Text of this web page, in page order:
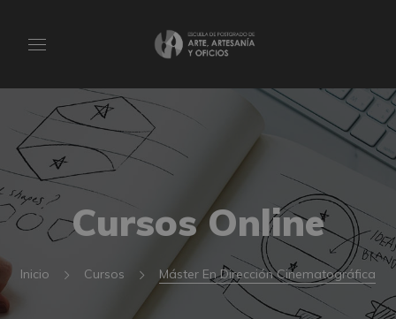
Cursos Online
Inicio Cursos Máster En Dirección Cinematográfica